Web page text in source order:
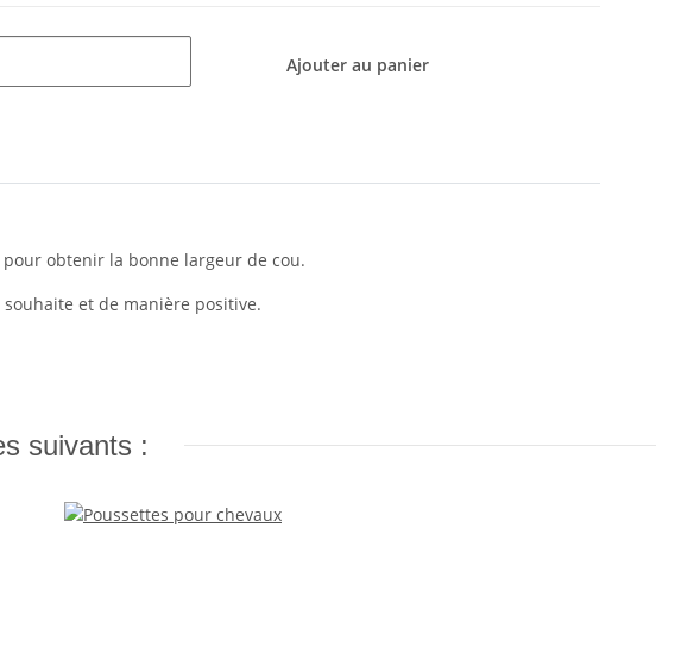
Ajouter au panier
obtenir la bonne largeur de cou.
et de manière positive.
suivants :